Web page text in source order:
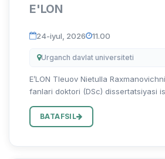
E'LON
24-iyul, 2026 11.00
Urganch davlat universiteti
E’LON Tleuov Nietulla
fanlari doktori (DSc) dissertatsiyasi
“Ekonometrika va statistika”
ovqat s...
BATAFSIL